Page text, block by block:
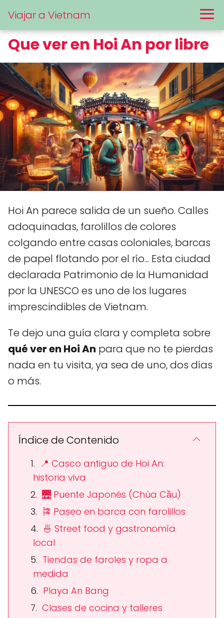
Viajar a Vietnam
Que ver en Hoi An por libre
Hoi An parece salida de un sueño. Calles
adoquinadas, farolillos de colores
colgando entre casas coloniales, barcas
de papel flotando por el río... Esta ciudad
declarada Patrimonio de la Humanidad
por la UNESCO es uno de los lugares
imprescindibles de Vietnam.
Te dejo una guía clara y completa sobre
qué ver en Hoi An para que no te pierdas
nada en tu visita, ya sea de uno, dos días
o más.
Índice de Contenido
📍 Casco antiguo de Hoi An:
historia viva
🌉 Puente Japonés (Chùa Cầu)
🎏 Paseo en barca con farolillos
🍜 Street food y gastronomía
local
Tiendas de faroles y ropa a
medida
Playa An Bang
Clases de cocina y talleres